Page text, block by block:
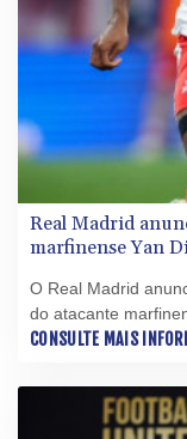
Real Madrid
marfinense Yan
O Real Madrid
do atacante
CONSULTE MAIS